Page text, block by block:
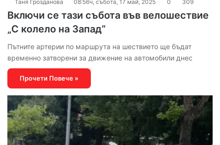
Таня Грозданова 08:56ч, събота, 17 май, 2025 0 309
Включи се тази събота във велошествие
„С колело на Запад“
Пътните артерии по маршрута на шествието ще бъдат
временно затворени за движение на автомобили днес
Прочети Повече »